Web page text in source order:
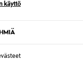
käyttö